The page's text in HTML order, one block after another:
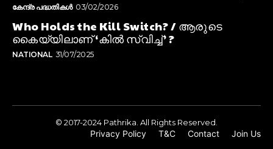
കേന്ദ്ര പദ്ധതികൾ 03/02/2026
Who Holds the Kill Switch? / ആരുടെ
കൈയ്യിലാണ് ‘കിൽ സ്വിച്ച്’ ?
NATIONAL 31/07/2025
© 2017-2024 Pathrika. All Rights Reserved.
Privacy Policy T&C Contact Join Us